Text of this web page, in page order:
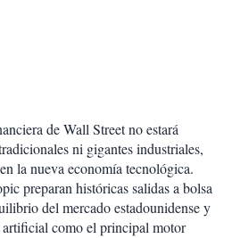
de Wall Street no estará
ni gigantes industriales,
la nueva economía tecnológica.
preparan históricas salidas a bolsa
del mercado estadounidense y
como el principal motor